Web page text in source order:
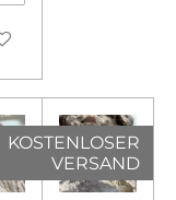
Warenkorb
KOSTENLOSER
VERSAND